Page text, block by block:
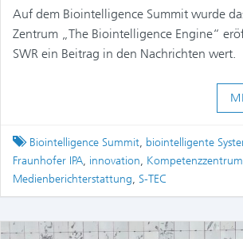
Auf dem Biointelligence Summit wurde
Zentrum „The Biointelligence Engine“
SWR ein Beitrag in den Nachrichten wert.
Tagged
Biointelligence Summit, biointelligente
Fraunhofer IPA, innovation,
Medienberichterstattung, S-TEC